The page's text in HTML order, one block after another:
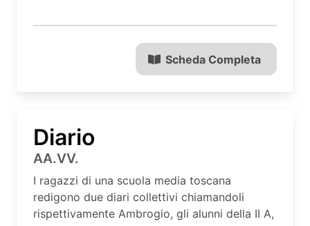
Scheda Completa
Diario
AA.VV.
I ragazzi di una scuola media toscana
redigono due diari collettivi chiamandoli
rispettivamente Ambrogio, gli alunni della II A,